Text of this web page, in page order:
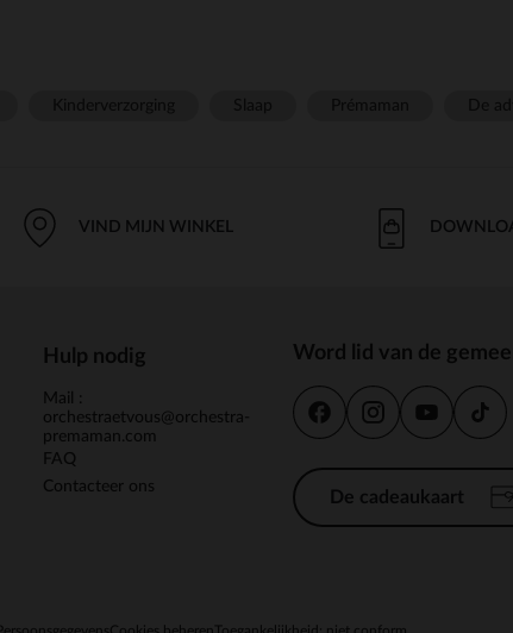
VIND MIJN WINKEL
Hulp nodig
Mail :
orchestraetvous@orchestra-
premaman.com
FAQ
Contacteer ons
Word lid van de
De cadeaukaart